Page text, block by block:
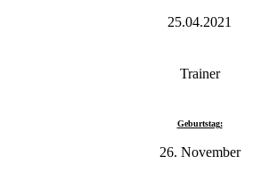
25.04.2021
Trainer
Geburtstag:
26. November